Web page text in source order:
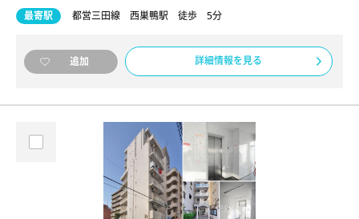
最寄駅 都営三田線 西巣鴨駅 徒歩 5分
追加 詳細情報を見る